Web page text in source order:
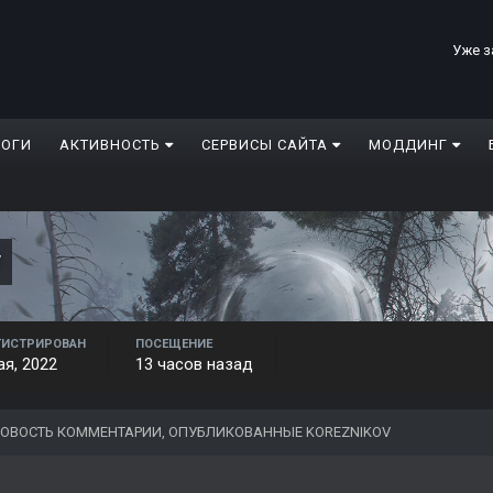
Уже
АКТИВНОСТЬ СЕРВИСЫ САЙТА МОДДИНГ
2022
ПОСЕЩЕНИЕ
13 часов назад
КОММЕНТАРИИ, ОПУБЛИКОВАННЫЕ KOREZNIKOV